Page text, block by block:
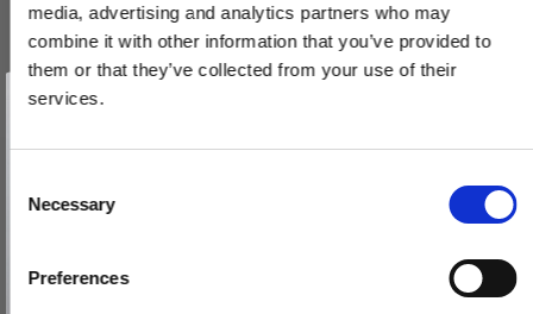
media, advertising and analytics partners who may
combine it with other information that you’ve provided to
them or that they’ve collected from your use of their
services.
Necessary
Preferences
VH.13.1007.SS
580,00 DKK
Vind et gavekort